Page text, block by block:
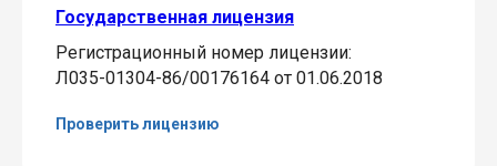
Государственная лицензия
Регистрационный номер лицензии:
Л035-01304-86/00176164 от 01.06.2018
Проверить лицензию